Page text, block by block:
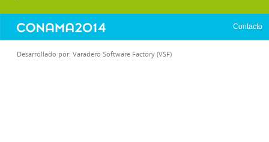
Contacto
Desarrollado por: Varadero Software Factory (VSF)